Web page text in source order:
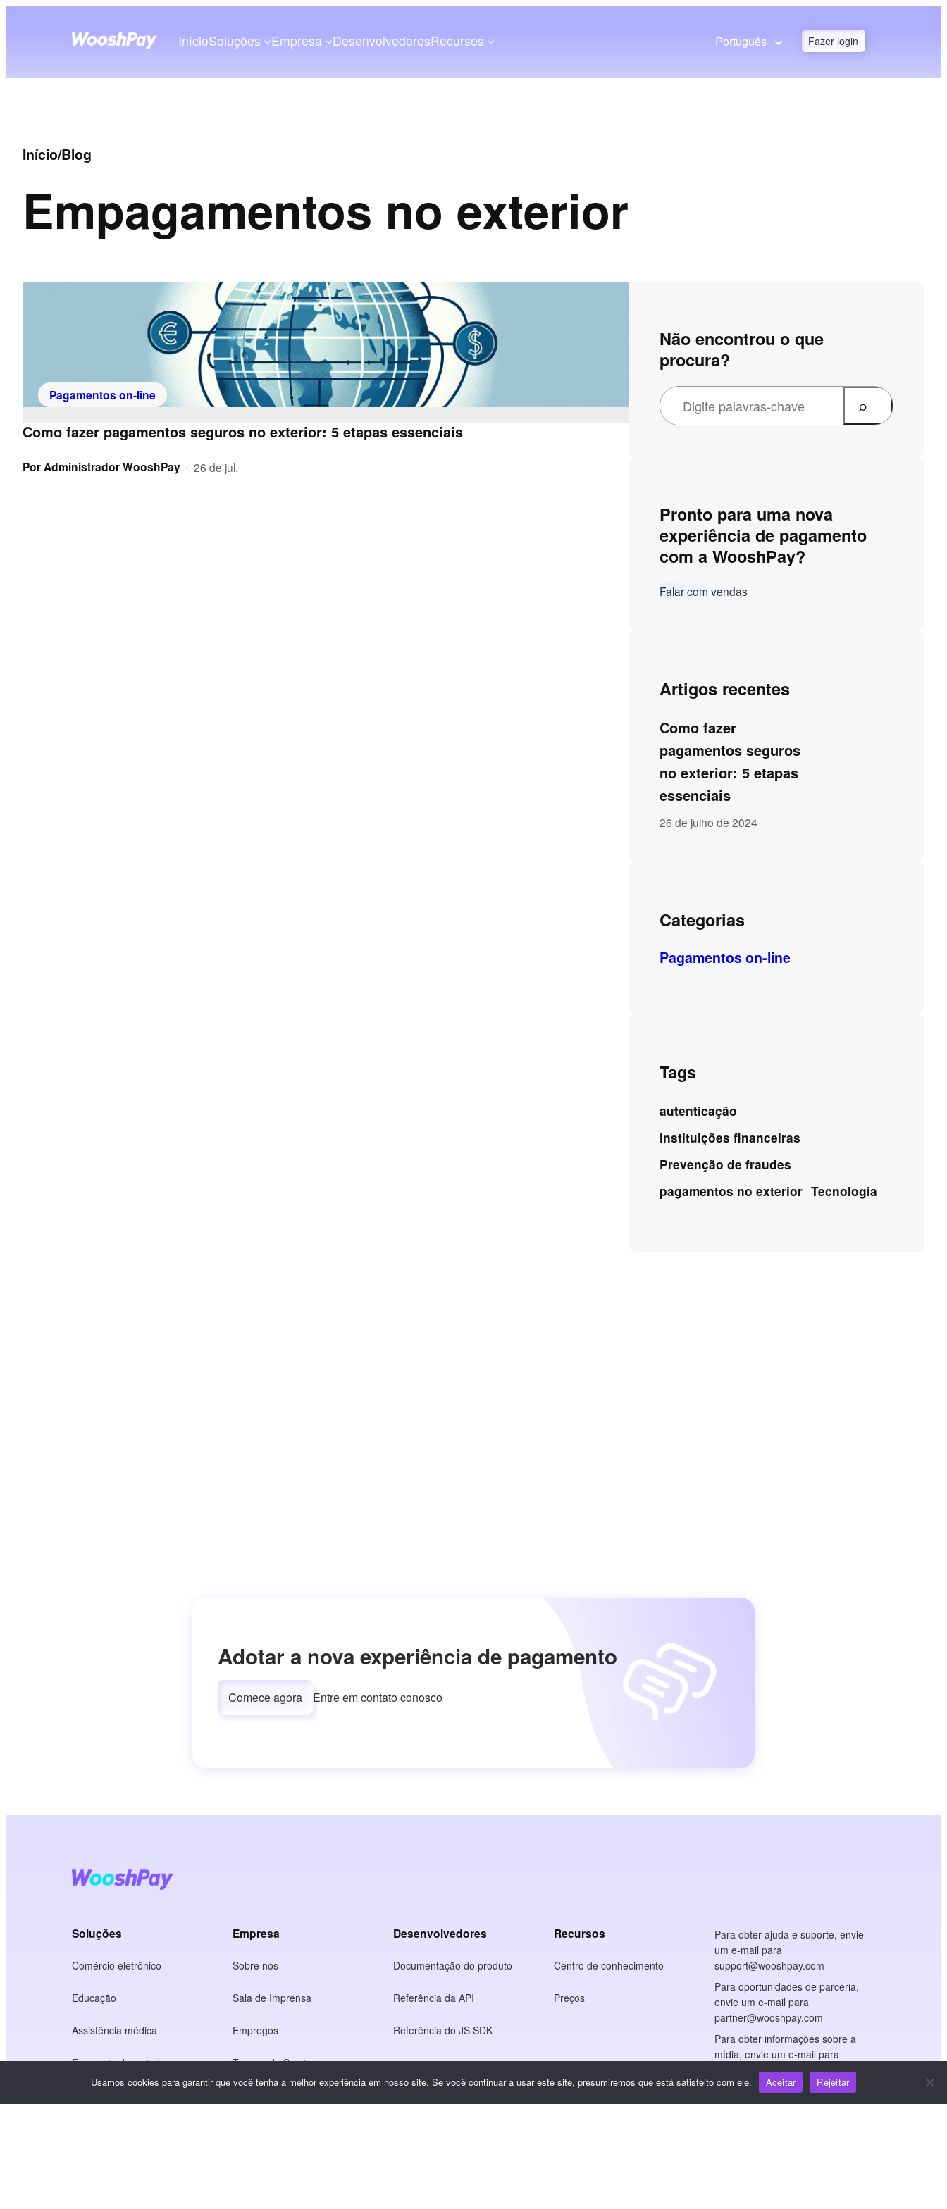
InícioSoluções Empresa DesenvolvedoresRecursos Português Fazer login
Início/Blog
Empagamentos no exterior
Pagamentos on-line
Como fazer pagamentos seguros no exterior: 5 etapas essenciais
PorAdministrador WooshPay • 26 de jul.
Não encontrou o que
procura?
Pronto para uma nova
experiência de pagamento
com a WooshPay?
Falar com vendas
Artigos recentes
Como fazer
pagamentos seguros
no exterior: 5 etapas
essenciais
26 de julho de 2024
Categorias
Pagamentos on-line
Tags
autenticação
instituições financeiras
Prevenção de fraudes
pagamentos no exterior Tecnologia
Adotar a nova experiência de pagamento
Comece agora Entre em contato conosco
Soluções
Comércio eletrônico
Educação
Assistência médica
Economia dos criadores
Empresa
Sobre nós
Sala de Imprensa
Empregos
Termos de Serviço
Desenvolvedores
Documentação do produto
Referência da API
Referência do JS SDK
Recursos
Centro de conhecimento
Preços
Para obter ajuda e suporte, envie
um e-mail para
support@wooshpay.com
Para oportunidades de parceria,
envie um e-mail para
partner@wooshpay.com
Para obter informações sobre a
mídia, envie um e-mail para
media@wooshpay.com
Usamos cookies para garantir que você tenha a melhor experiência em nosso site. Se você continuar a usar este site, presumiremos que está satisfeito com ele. Aceitar Rejeitar